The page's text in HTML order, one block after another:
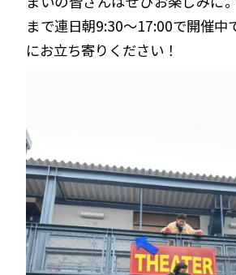
まで連日朝9:30〜17:00で開催中
にお立ち寄りください！